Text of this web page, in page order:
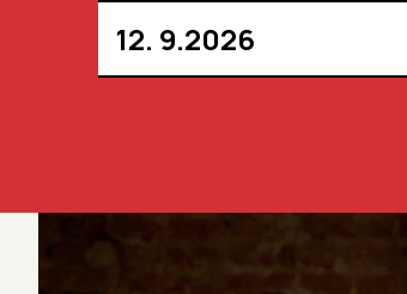
12. 9.2026